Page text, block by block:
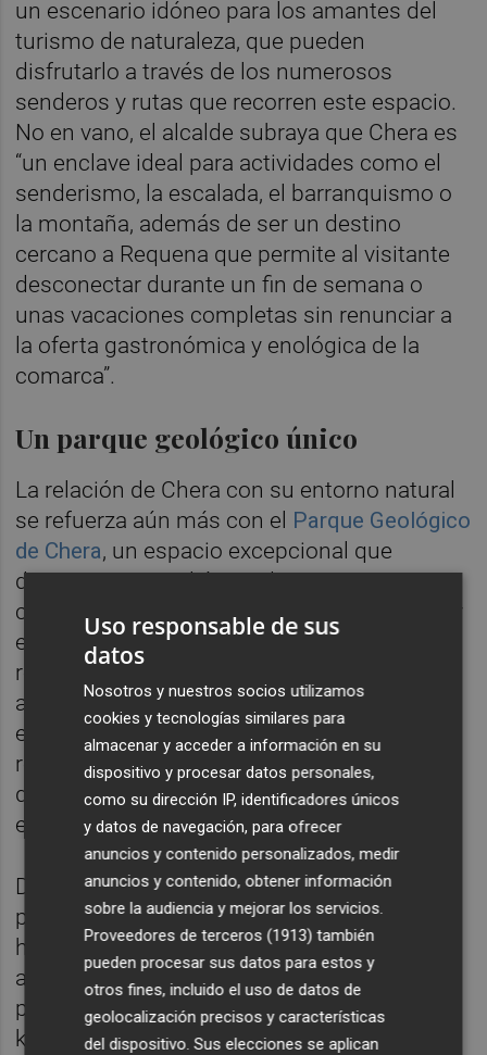
un escenario idóneo para los amantes del
turismo de naturaleza, que pueden
disfrutarlo a través de los numerosos
senderos y rutas que recorren este espacio.
No en vano, el alcalde subraya que Chera es
“un enclave ideal para actividades como el
senderismo, la escalada, el barranquismo o
la montaña, además de ser un destino
cercano a Requena que permite al visitante
desconectar durante un fin de semana o
unas vacaciones completas sin renunciar a
la oferta gastronómica y enológica de la
comarca”.
Un parque geológico único
La relación de Chera con su entorno natural
se refuerza aún más con el Parque Geológico
de Chera, un espacio excepcional que
destaca por ser el único de estas
características en la Comunitat Valenciana y
el tercero a nivel nacional, además del más
relevante por el número de piezas que
alberga. El parque cuenta con un museo en
el que se exponen colecciones de fósiles,
rocas y minerales, así como material gráfico
que permite comprender las distintas
estructuras tectónicas del territorio.
Desde el punto de vista geológico, el
principal reclamo es laFosa de Chera
hundimiento originado hace 65 millones de
años que supera los 1.000 metros de
profundidad y ocupa una superficie de 60
kilómetros cuadrados. Asimismo, este
Uso responsable de sus
datos
Nosotros y nuestros socios utilizamos
cookies y tecnologías similares para
almacenar y acceder a información en su
dispositivo y procesar datos personales,
como su dirección IP, identificadores únicos
y datos de navegación, para ofrecer
anuncios y contenido personalizados, medir
anuncios y contenido, obtener información
sobre la audiencia y mejorar los servicios.
Proveedores de terceros (1913) también
pueden procesar sus datos para estos y
otros fines, incluido el uso de datos de
geolocalización precisos y características
del dispositivo. Sus elecciones se aplican